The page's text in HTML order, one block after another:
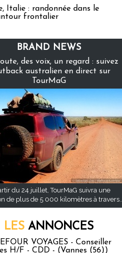
Italie : randonnée dans le
frontalier
BRAND NEWS
des voix, un regard : suivez
australien en direct sur
TourMaG
du 24 juillet, TourMaG suivra une
de plus de 5 000 kilomètres à travers...
LES ANNONCES
VOYAGES - Conseiller
H/F - CDD - (Vannes (56))